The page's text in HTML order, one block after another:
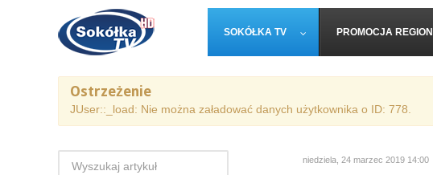
SOKÓŁKA TV PROMOCJA
Ostrzeżenie
JUser::_load: Nie można załadować danych użytkownika o ID: 778.
niedziela, 24 marzec 2019 14:00